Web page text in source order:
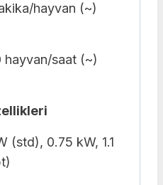
hayvan (~)
hayvan/saat (~)
(std), 0.75 kW, 1.1